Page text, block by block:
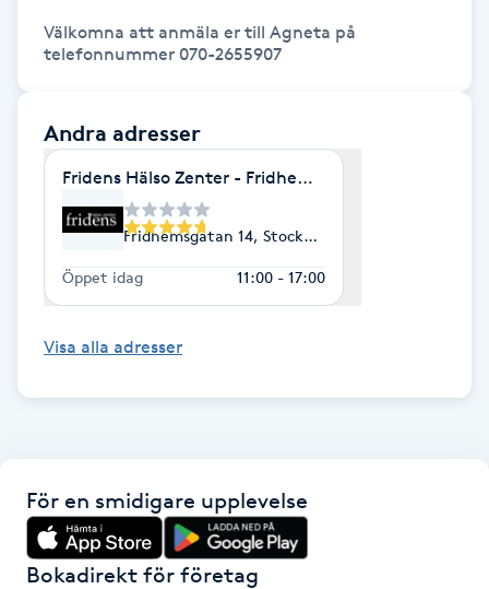
Japansk massage
Katun fransar
Kemisk peeling
Keratinbehandling
Kiropraktik
Klangmassage
Välkomna att anmäla er till Agneta på
telefonnummer 070-2655907
Andra adresser
Fridens Hälso Zenter - Fridhemsplan
Fridhemsgatan 14, Stockholm
Öppet idag 11:00 - 17:00
Visa alla adresser
För en smidigare upplevelse
Bokadirekt för företag